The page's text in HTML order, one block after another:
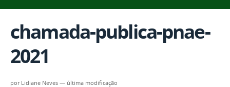
chamada-publica-pnae-
2021
por Lidiane Neves — última modificação